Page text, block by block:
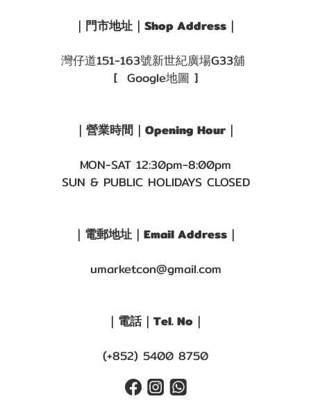
｜門市地址｜Shop Address｜
灣仔道151-163號新世紀廣場G33舖
[ Google地圖 ]
｜營業時間｜Opening Hour｜
MON-SAT 12:30pm-8:00pm
SUN & PUBLIC HOLIDAYS CLOSED
｜電郵地址｜Email Address｜
umarketcon@gmail.com
｜電話｜Tel. No｜
(+852) 5400 8750